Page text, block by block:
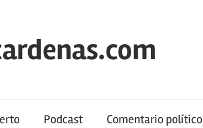
Podcast Comentario político